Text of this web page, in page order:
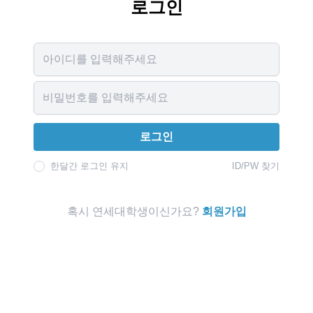
로그인
로그인
한달간 로그인 유지 ID/PW 찾기
혹시 연세대학생이신가요? 회원가입